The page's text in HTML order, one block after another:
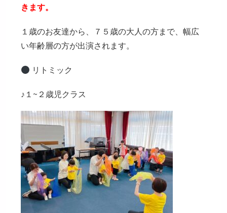
きます。
１歳のお友達から、７５歳の大人の方まで、幅広
い年齢層の方が出演されます。
リトミック
♪１~２歳児クラス